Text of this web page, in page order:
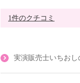
1件のクチコミ
実演販売士いちお